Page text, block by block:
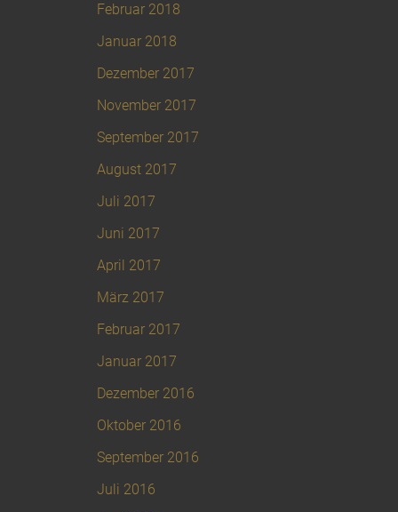
Februar 2018
Januar 2018
Dezember 2017
November 2017
September 2017
August 2017
Juli 2017
Juni 2017
April 2017
März 2017
Februar 2017
Januar 2017
Dezember 2016
Oktober 2016
September 2016
Juli 2016